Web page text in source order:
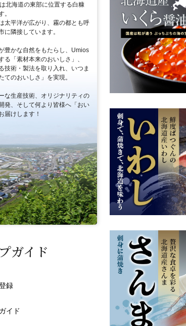
北海道の東部に位置する白糠
。
太平洋が広がり、霧の都とも呼
に隣接しています。
豊かな自然をもたらし、Umios
る「素材本来のおいしさ」、
技術・製法を取り入れ、いつま
てのおいしさ」を実現。
な生産技術、オリジナリティの
発、そして何より皆様へ「おい
届けします！
ガイド
録
イド